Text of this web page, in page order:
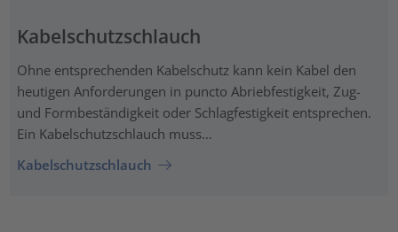
Kabelschutzschlauch
Ohne entsprechenden Kabelschutz kann kein Kabel den
heutigen Anforderungen in puncto Abriebfestigkeit, Zug-
und Formbeständigkeit oder Schlagfestigkeit entsprechen.
Ein Kabelschutzschlauch muss…
Kabelschutzschlauch